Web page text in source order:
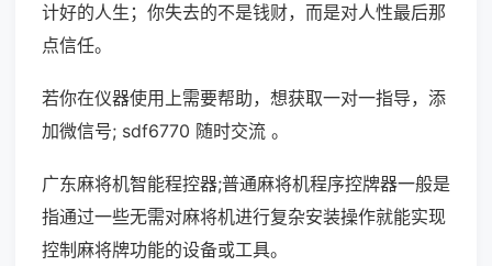
计好的人生；你失去的不是钱财，而是对人性最后那
点信任。
若你在仪器使用上需要帮助，想获取一对一指导，添
加微信号; sdf6770 随时交流 。
广东麻将机智能程控器;普通麻将机程序控牌器一般是
指通过一些无需对麻将机进行复杂安装操作就能实现
控制麻将牌功能的设备或工具。